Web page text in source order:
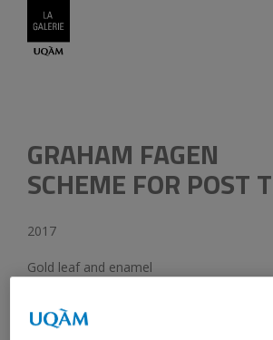
GRAHAM FAGEN
SCHEME FOR POST
2017
Gold leaf and enamel
2018.7